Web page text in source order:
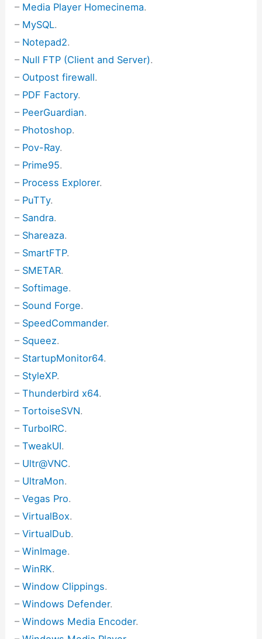
– Media Player Homecinema.
– MySQL.
– Notepad2.
– Null FTP (Client and Server).
– Outpost firewall.
– PDF Factory.
– PeerGuardian.
– Photoshop.
– Pov-Ray.
– Prime95.
– Process Explorer.
– PuTTy.
– Sandra.
– Shareaza.
– SmartFTP.
– SMETAR.
– Softimage.
– Sound Forge.
– SpeedCommander.
– Squeez.
– StartupMonitor64.
– StyleXP.
–Thunderbird x64.
–TortoiseSVN.
–TurboIRC.
–TweakUI.
– Ultr@VNC.
– UltraMon.
–Vegas Pro.
–VirtualBox.
–VirtualDub.
–WinImage.
–WinRK.
–Window Clippings.
–Windows Defender.
–Windows Media Encoder.